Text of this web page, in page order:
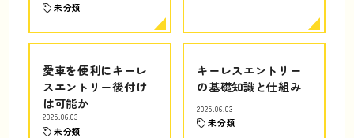
未分類
愛車を便利にキーレ
スエントリー後付け
は可能か
2025.06.03
未分類
キーレスエントリー
の基礎知識と仕組み
2025.06.03
未分類